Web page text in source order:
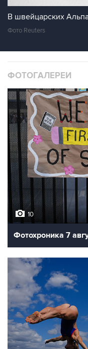
В швейцарских
Фото Reuters
ФОТОГАЛЕРЕИ
10
Фотохроника 7